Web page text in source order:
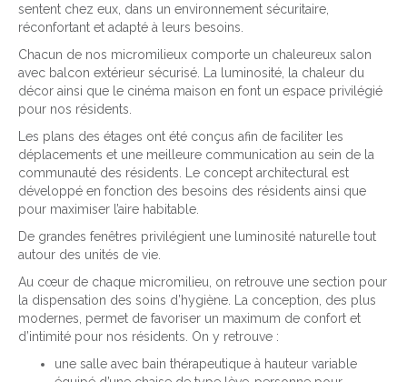
sentent chez eux, dans un environnement sécuritaire,
réconfortant et adapté à leurs besoins.
Chacun de nos micromilieux comporte un chaleureux salon
avec balcon extérieur sécurisé. La luminosité, la chaleur du
décor ainsi que le cinéma maison en font un espace privilégié
pour nos résidents.
Les plans des étages ont été conçus afin de faciliter les
déplacements et une meilleure communication au sein de la
communauté des résidents. Le concept architectural est
développé en fonction des besoins des résidents ainsi que
pour maximiser l’aire habitable.
De grandes fenêtres privilégient une luminosité naturelle tout
autour des unités de vie.
Au cœur de chaque micromilieu, on retrouve une section pour
la dispensation des soins d’hygiène. La conception, des plus
modernes, permet de favoriser un maximum de confort et
d’intimité pour nos résidents. On y retrouve :
une salle avec bain thérapeutique à hauteur variable